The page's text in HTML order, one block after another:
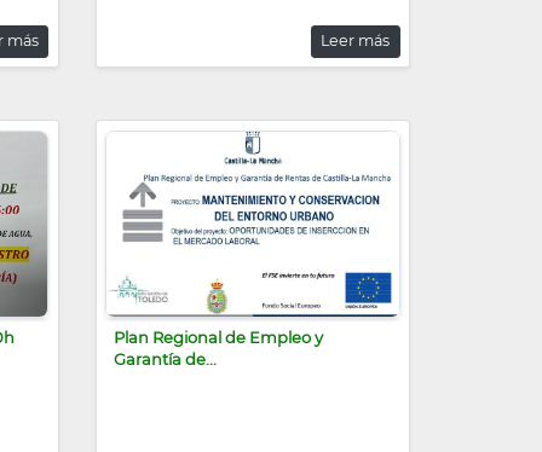
más Leer más
Plan Regional de Empleo y
Garantía de...